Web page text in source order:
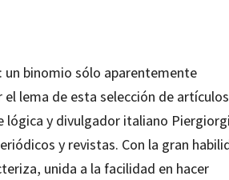
binomio sólo aparentemente
lema de esta selección de artículos
lógica y divulgador italiano
y revistas. Con la gran
unida a la facilidad en hacer